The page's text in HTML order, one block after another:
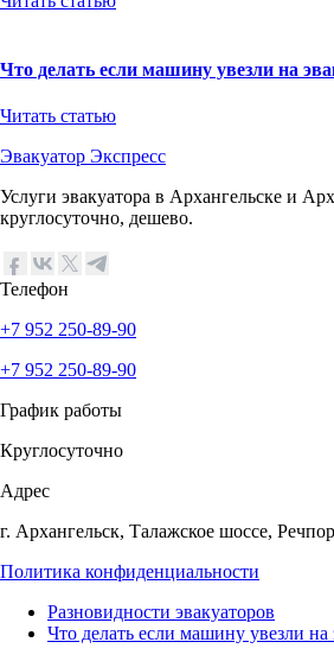
Что делать если машину увезли на
Читать статью
Эвакуатор Экспресс
Услуги эвакуатора в Архангельске и
круглосуточно, дешево.
Телефон
+7 952 250-89-90
+7 952 250-89-90
График работы
Круглосуточно
Адрес
г. Архангельск, Талажское шоссе,
Политика конфиденциальности
Разновидности эвакуаторов
Что делать если машину увезли на